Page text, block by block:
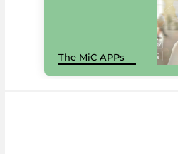
The MiC APPs